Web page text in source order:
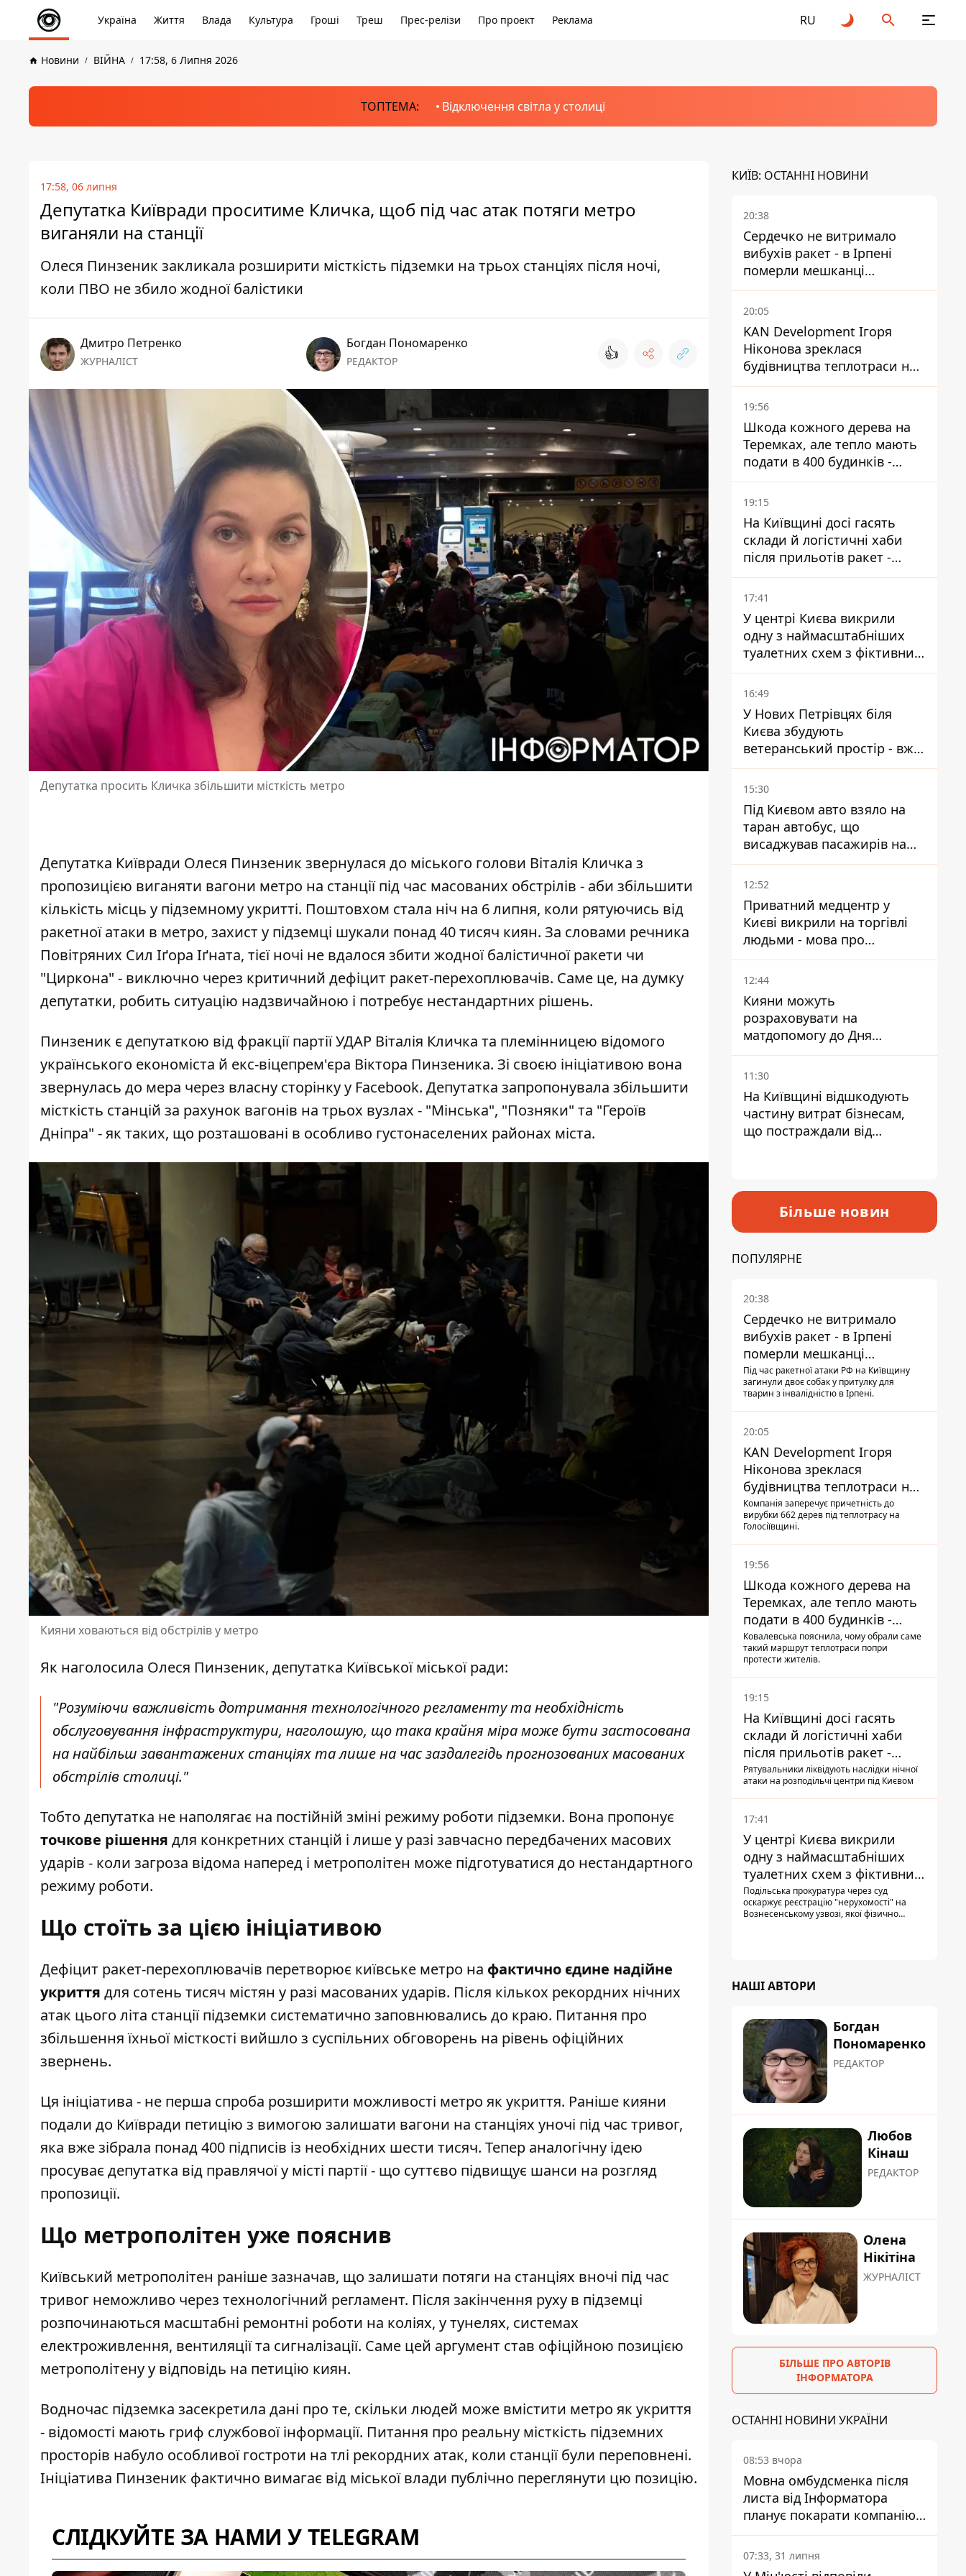
Україна Життя Влада Культура Гроші Треш Прес-релізи Про проект Реклама RU
Новини ВІЙНА 17:58, 6 Липня 2026
ТОПТЕМА: Відключення світла у столиці
17:58, 06 липня
Депутатка Київради проситиме Кличка, щоб під час атак потяги метро
виганяли на станції
Олеся Пинзеник закликала розширити місткість підземки на трьох станціях після ночі,
коли ПВО не збило жодної балістики
Дмитро Петренко
ЖУРНАЛІСТ
Богдан Пономаренко
РЕДАКТОР 👍
Депутатка просить Кличка збільшити місткість метро
Депутатка Київради Олеся Пинзеник звернулася до міського голови Віталія Кличка з
пропозицією виганяти вагони метро на станції під час масованих обстрілів - аби збільшити
кількість місць у підземному укритті. Поштовхом стала ніч на 6 липня, коли рятуючись від
ракетної атаки в метро, захист у підземці шукали понад 40 тисяч киян. За словами речника
Повітряних Сил Іґора Іґната, тієї ночі не вдалося збити жодної балістичної ракети чи
"Циркона" - виключно через критичний дефіцит ракет-перехоплювачів. Саме це, на думку
депутатки, робить ситуацію надзвичайною і потребує нестандартних рішень.
Пинзеник є депутаткою від фракції партії УДАР Віталія Кличка та племінницею відомого
українського економіста й екс-віцепрем'єра Віктора Пинзеника. Зі своєю ініціативою вона
звернулась до мера через власну сторінку у Facebook. Депутатка запропонувала збільшити
місткість станцій за рахунок вагонів на трьох вузлах - "Мінська", "Позняки" та "Героїв
Дніпра" - як таких, що розташовані в особливо густонаселених районах міста.
Кияни ховаються від обстрілів у метро
Як наголосила Олеся Пинзеник, депутатка Київської міської ради:
"Розуміючи важливість дотримання технологічного регламенту та необхідність
обслуговування інфраструктури, наголошую, що така крайня міра може бути застосована
на найбільш завантажених станціях та лише на час заздалегідь прогнозованих масованих
обстрілів столиці."
Тобто депутатка не наполягає на постійній зміні режиму роботи підземки. Вона пропонує
точкове рішення для конкретних станцій і лише у разі завчасно передбачених масових
ударів - коли загроза відома наперед і метрополітен може підготуватися до нестандартного
режиму роботи.
Що стоїть за цією ініціативою
Дефіцит ракет-перехоплювачів перетворює київське метро на фактично єдине надійне
укриття для сотень тисяч містян у разі масованих ударів. Після кількох рекордних нічних
атак цього літа станції підземки систематично заповнювались до краю. Питання про
збільшення їхньої місткості вийшло з суспільних обговорень на рівень офіційних
звернень.
Ця ініціатива - не перша спроба розширити можливості метро як укриття. Раніше кияни
подали до Київради петицію з вимогою залишати вагони на станціях уночі під час тривог,
яка вже зібрала понад 400 підписів із необхідних шести тисяч. Тепер аналогічну ідею
просуває депутатка від правлячої у місті партії - що суттєво підвищує шанси на розгляд
пропозиції.
Що метрополітен уже пояснив
Київський метрополітен раніше зазначав, що залишати потяги на станціях вночі під час
тривог неможливо через технологічний регламент. Після закінчення руху в підземці
розпочинаються масштабні ремонтні роботи на коліях, у тунелях, системах
електроживлення, вентиляції та сигналізації. Саме цей аргумент став офіційною позицією
метрополітену у відповідь на петицію киян.
Водночас підземка засекретила дані про те, скільки людей може вмістити метро як укриття
- відомості мають гриф службової інформації. Питання про реальну місткість підземних
просторів набуло особливої гостроти на тлі рекордних атак, коли станції були переповнені.
Ініціатива Пинзеник фактично вимагає від міської влади публічно переглянути цю позицію.
СЛІДКУЙТЕ ЗА НАМИ У TELEGRAM
КИЇВ: ОСТАННІ НОВИНИ
20:38
Сердечко не витримало
вибухів ракет - в Ірпені
померли мешканці
притулку для собак з
інвалідністю
20:05
KAN Development Ігоря
Ніконова зреклася
будівництва теплотраси на
Теремках
19:56
Шкода кожного дерева на
Теремках, але тепло мають
подати в 400 будинків -
депутатка Київради
19:15
На Київщині досі гасять
склади й логістичні хаби
після прильотів ракет -
ДСНС
17:41
У центрі Києва викрили
одну з наймасштабніших
туалетних схем з фіктивним
будинком
16:49
У Нових Петрівцях біля
Києва збудують
ветеранський простір - вже
знайшли проєктанта
15:30
Під Києвом авто взяло на
таран автобус, що
висаджував пасажирів на
зупинці - пасажирка в
лікарні
12:52
Приватний медцентр у
Києві викрили на торгівлі
людьми - мова про
сурогатне материнство
12:44
Кияни можуть
розраховувати на
матдопомогу до Дня
незалежності - кому її
дадуть
11:30
На Київщині відшкодують
частину витрат бізнесам,
що постраждали від
Більше новин
ПОПУЛЯРНЕ
20:38
Сердечко не витримало
вибухів ракет - в Ірпені
померли мешканці
притулку для собак з
інвалідністю
Під час ракетної атаки РФ на Київщину
загинули двоє собак у притулку для
тварин з інвалідністю в Ірпені.
20:05
KAN Development Ігоря
Ніконова зреклася
будівництва теплотраси на
Теремках
Компанія заперечує причетність до
вирубки 662 дерев під теплотрасу на
Голосіївщині.
19:56
Шкода кожного дерева на
Теремках, але тепло мають
подати в 400 будинків -
депутатка Київради
Ковалевська пояснила, чому обрали саме
такий маршрут теплотраси попри
протести жителів.
19:15
На Київщині досі гасять
склади й логістичні хаби
після прильотів ракет -
ДСНС
Рятувальники ліквідують наслідки нічної
атаки на розподільчі центри під Києвом
17:41
У центрі Києва викрили
одну з наймасштабніших
туалетних схем з фіктивним
будинком
Подільська прокуратура через суд
оскаржує реєстрацію "нерухомості" на
Вознесенському узвозі, якої фізично
НАШІ АВТОРИ
Богдан
Пономаренко
РЕДАКТОР
Любов
Кінаш
РЕДАКТОР
Олена
Нікітіна
ЖУРНАЛІСТ
БІЛЬШЕ ПРО АВТОРІВ
ІНФОРМАТОРА
ОСТАННІ НОВИНИ УКРАЇНИ
08:53 вчора
Мовна омбудсменка після
листа від Інформатора
планує покарати компанію-
підрядника ПриватБанку
07:33, 31 липня